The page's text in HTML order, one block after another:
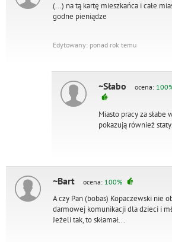
(...) na tą kartę mieszkańca i całe
godne pieniądze
Edytowany: ponad rok temu
~Słabo ocena:
Miasto pracy za słabe
pokazują również
~Bart ocena: 100%
A czy Pan (bobas) Kopaczewski nie
darmowej komunikacji dla dzieci i
Jeżeli tak, to skłamał...